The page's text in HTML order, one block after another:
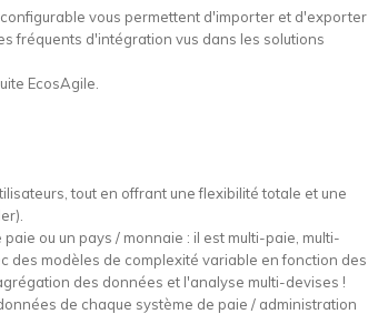
vous permettent d'importer et d'exporter
fréquents d'intégration vus dans les solutions
EcosAgile.
tout en offrant une flexibilité totale et une
ou un pays / monnaie : il est multi-paie, multi-
des modèles de complexité variable en fonction des
des données et l'analyse multi-devises !
de chaque système de paie / administration